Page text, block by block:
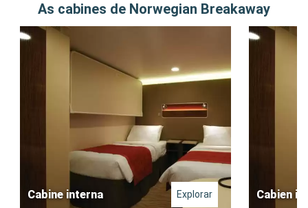
As cabines de Norwegian Breakaway
Cabine interna Explorar Cabien